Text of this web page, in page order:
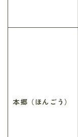
本郷（ほんごう）